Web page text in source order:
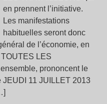
en prennent l’initiative.
Les manifestations
habituelles seront donc
de l’économie, en
LES
prononcent le
JEUDI 11 JUILLET 2013